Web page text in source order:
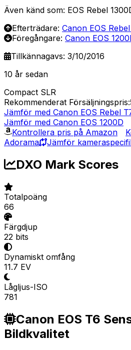
Även känd som: EOS Rebel
Efterträdare: Canon EOS
Föregångare: Canon EOS
Tillkännagavs: 3/10/2016
10 år sedan
Compact SLR
Rekommenderat
Jämför med Canon EOS Rebel
Jämför med Canon EOS 1200D
Kontrollera pris på Amazon
Adorama
Jämför
DXO Mark Scores
Totalpoäng
66
Färgdjup
22 bits
Dynamiskt omfång
11.7 EV
Lågljus-ISO
781
Canon EOS T6
Bildkvalitet